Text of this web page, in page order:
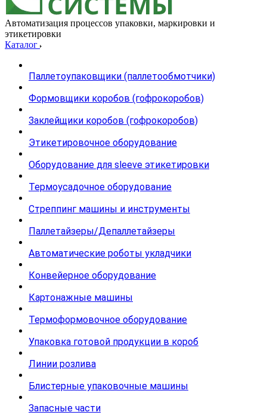
Автоматизация процессов упаковки, маркировки и
этикетировки
Каталог
Паллетоупаковщики (паллетообмотчики)
Формовщики коробов (гофрокоробов)
Заклейщики коробов (гофрокоробов)
Этикетировочное оборудование
Оборудование для sleeve этикетировки
Термоусадочное оборудование
Стреппинг машины и инструменты
Паллетайзеры/Депаллетайзеры
Автоматические роботы укладчики
Конвейерное оборудование
Картонажные машины
Термоформовочное оборудование
Упаковка готовой продукции в короб
Линии розлива
Блистерные упаковочные машины
Запасные части